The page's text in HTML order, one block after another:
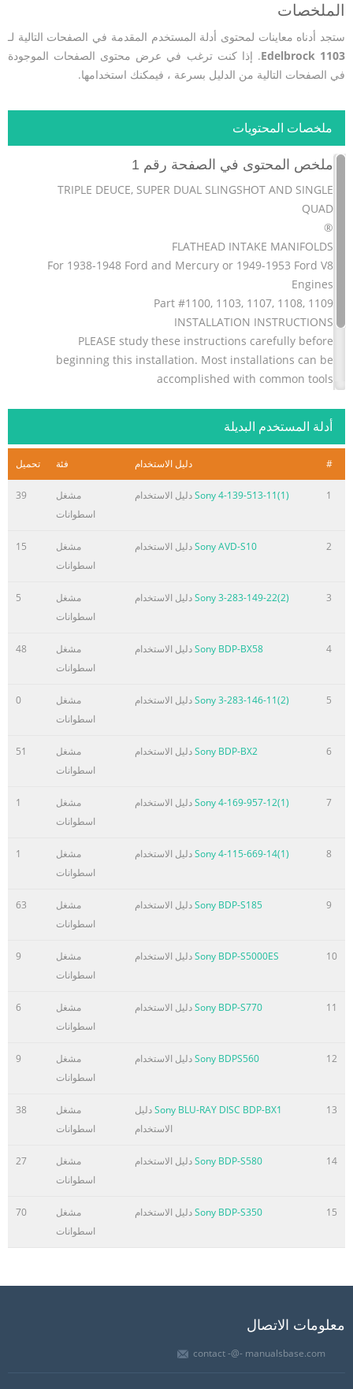
الملخصات
ستجد أدناه معاينات لمحتوى أدلة المستخدم المقدمة في الصفحات التالية لـ
Edelbrock 1103. إذا كنت ترغب في عرض محتوى الصفحات الموجودة
في الصفحات التالية من الدليل بسرعة ، فيمكنك استخدامها.
ملخصات المحتويات
ملخص المحتوى في الصفحة رقم 1
TRIPLE DEUCE, SUPER DUAL SLINGSHOT AND SINGLE
QUAD
®
FLATHEAD INTAKE MANIFOLDS
For 1938-1948 Ford and Mercury or 1949-1953 Ford V8
Engines
Part #1100, 1103, 1107, 1108, 1109
INSTALLATION INSTRUCTIONS
PLEASE study these instructions carefully before
beginning this installation. Most installations can be
accomplished with common tools
and comfortable working on your vehicle. If you do not
feel comfortable performing
أدلة المستخدم البديلة
# دليل الاستخدام فئة تحميل
1
Sony 4-139-513-11(1)دليل الاستخدام
مشغل
اسطوانات
39
2
Sony AVD-S10دليل الاستخدام
مشغل
اسطوانات
15
3
Sony 3-283-149-22(2)دليل الاستخدام
مشغل
اسطوانات
5
4
Sony BDP-BX58دليل الاستخدام
مشغل
اسطوانات
48
5
Sony 3-283-146-11(2)دليل الاستخدام
مشغل
اسطوانات
0
6
Sony BDP-BX2دليل الاستخدام
مشغل
اسطوانات
51
7
Sony 4-169-957-12(1)دليل الاستخدام
مشغل
اسطوانات
1
8
Sony 4-115-669-14(1)دليل الاستخدام
مشغل
اسطوانات
1
9
Sony BDP-S185دليل الاستخدام
مشغل
اسطوانات
63
10
Sony BDP-S5000ESدليل الاستخدام
مشغل
اسطوانات
9
11
Sony BDP-S770دليل الاستخدام
مشغل
اسطوانات
6
12
Sony BDPS560دليل الاستخدام
مشغل
اسطوانات
9
13
Sony BLU-RAY DISC BDP-BX1دليل
الاستخدام
مشغل
اسطوانات
38
14
Sony BDP-S580دليل الاستخدام
مشغل
اسطوانات
27
15
Sony BDP-S350دليل الاستخدام
مشغل
اسطوانات
70
معلومات الاتصال
contact -@- manualsbase.com